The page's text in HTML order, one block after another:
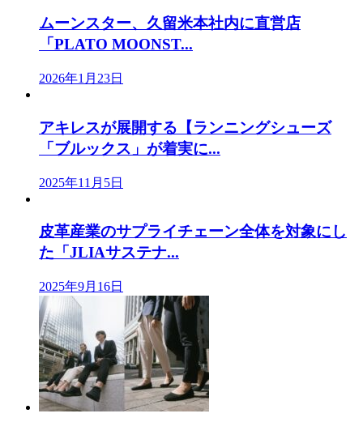
ムーンスター、久留米本社内に直営店
「PLATO MOONST...
2026年1月23日
アキレスが展開する【ランニングシューズ
「ブルックス」が着実に...
2025年11月5日
皮革産業のサプライチェーン全体を対象にし
た「JLIAサステナ...
2025年9月16日